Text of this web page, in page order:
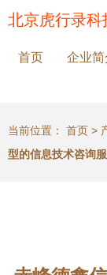
北京虎行录科
首页 企业简
当前位置： 首页 >
型的信息技术咨询